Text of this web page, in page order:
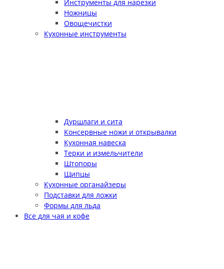
Инструменты для нарезки
Ножницы
Овощечистки
Кухонные инструменты
Дуршлаги и сита
Консервные ножи и открывалки
Кухонная навеска
Терки и измельчители
Штопоры
Щипцы
Кухонные органайзеры
Подставки для ложки
Формы для льда
Все для чая и кофе